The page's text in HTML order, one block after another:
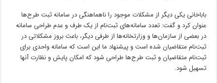
باباخانی یکی دیگر از مشکلات موجود را ناهماهنگی در سامانه ثبت طرح‌ها
عنوان کرد و گفت: تعدد سامانه‌های ثبت‌نام از یک طرف و عدم طراحی سامانه
در بعضی از سازمان‌ها و وزارتخانه‌ها از طرفی دیگر، باعث بروز مشکلاتی در
ثبت‌نام متقاضیان شده است و پیشنهاد ما این است که سامانه واحدی برای
ثبت‌نام متقاضیان و ثبت طرح‌ها طراحی شود که امکان پایش و نظارت آنها
تسهیل شود.